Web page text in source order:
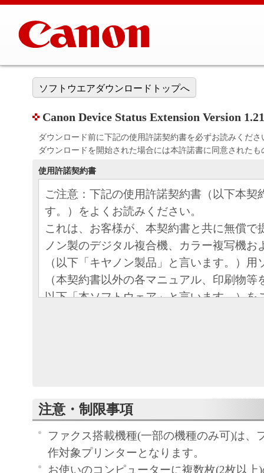
ソフトウエアダウンロードトップへ
Canon Device Status Extension Version
ダウンロード前に下記の使用許諾契約書を必ずお読みくださ
ダウンロードを開始された場合には本許諾書に同意された
使用許諾契約書
ご注意：下記の使用許諾契約書（以下本契
す。）をよくお読みください。
これは、お客様が、本契約書と共に無償で
ノン製のデジタル複合機、カラー複写機お
（以下「キヤノン製品」と言います。）用
（本契約書以外の各マニュアル、印刷物等
以下「本ソフトウェア」と言います。）を
ソフトウェア」を使用することはできませ
許諾
キヤノンは、お客様が「キヤノン
注意・制限事項
ファクス搭載機種(一部の機種のみ可)は、
作対象プリンターとなります。
お使いのコンピューターに複数枚(2枚以上